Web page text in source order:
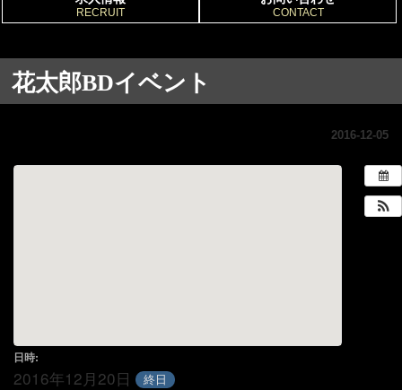
RECRUIT CONTACT
花太郎BDイベント
2016-12-05
日時:
2016年12月20日 終日